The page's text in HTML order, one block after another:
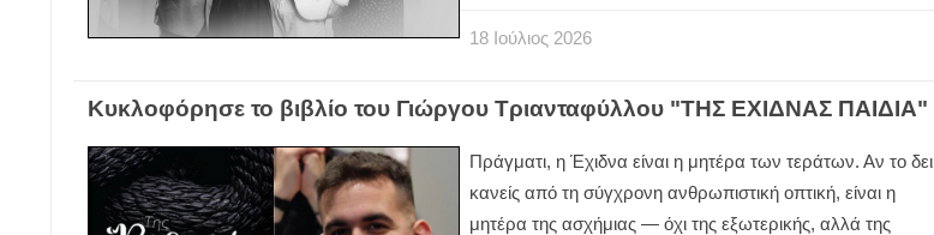
18 Ιούλιος 2026
Κυκλοφόρησε το βιβλίο του Γιώργου Τριανταφύλλου "ΤΗΣ ΕΧΙΔΝΑΣ ΠΑΙΔΙΑ"
Πράγματι, η Έχιδνα είναι η μητέρα των τεράτων. Αν το δει
κανείς από τη σύγχρονη ανθρωπιστική οπτική, είναι η
μητέρα της ασχήμιας — όχι της εξωτερικής, αλλά της